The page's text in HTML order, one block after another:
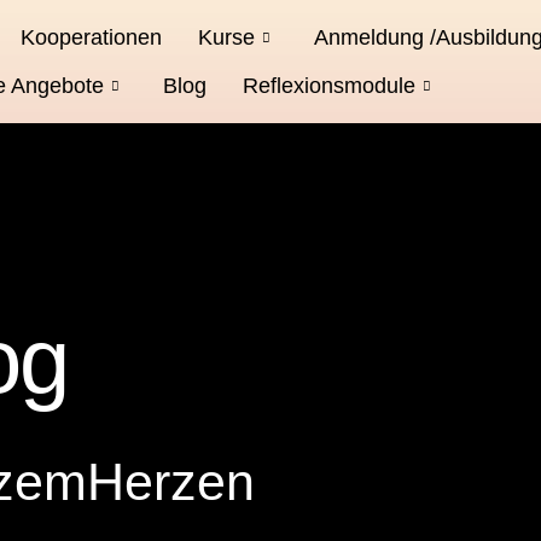
Kooperationen Kurse
Anmeldung /
Angebote
Blog Reflexionsmodule